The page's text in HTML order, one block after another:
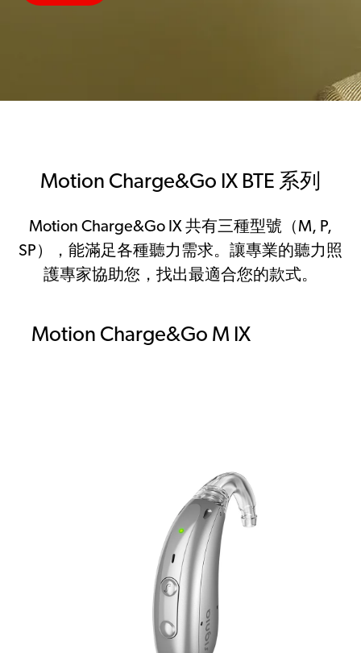
Motion Charge&Go IX BTE 系列
Motion Charge&Go IX 共有三種型號（M, P,
SP），能滿足各種聽力需求。讓專業的聽力照
護專家協助您，找出最適合您的款式。
Motion Charge&Go M IX